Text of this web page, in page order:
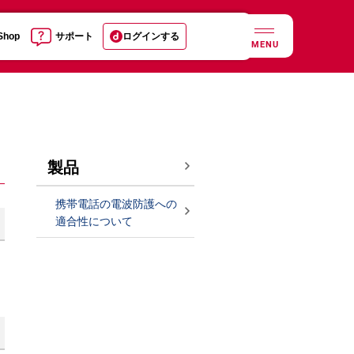
サポート ログインする
MENU
製品
携帯電話の電波防護への
適合性について